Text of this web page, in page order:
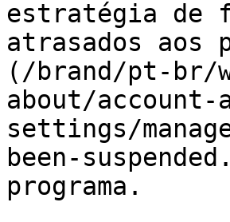
estratégia de
atrasados aos
(/brand/pt-br/
about/
settings/
been-
programa.